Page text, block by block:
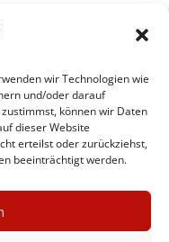
wir Technologien wie
und/oder darauf
können wir Daten
dieser Website
erteilst oder zurückziehst,
beeinträchtigt werden.
2015 - 2026
kostenlos
Wochen